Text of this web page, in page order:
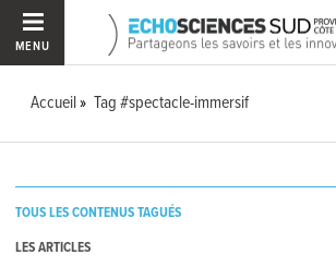
MENU
Accueil Tag #spectacle-immersif
TOUS LES CONTENUS TAGUÉS
LES ARTICLES